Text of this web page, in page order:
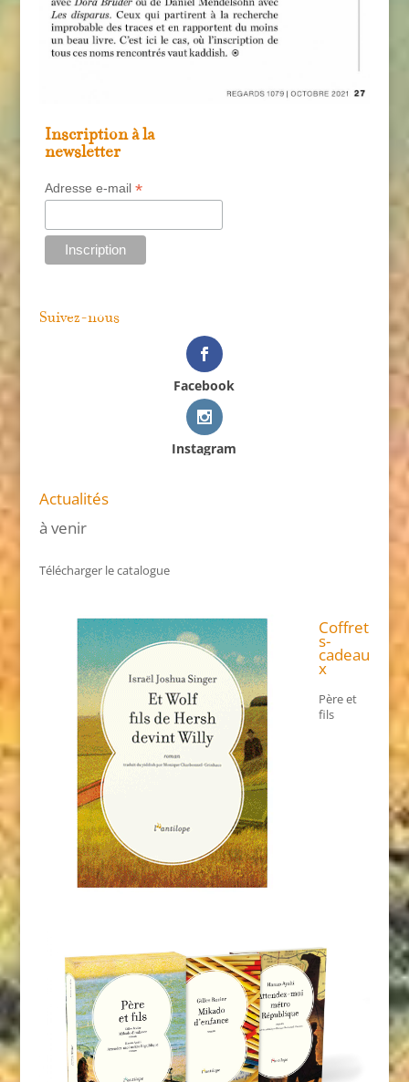
Inscription à la
newsletter
Adresse e-mail *
Suivez-nous
Facebook
Instagram
Actualités
à venir
Télécharger le catalogue
Coffret
s-
cadeau
x
Père et
fils